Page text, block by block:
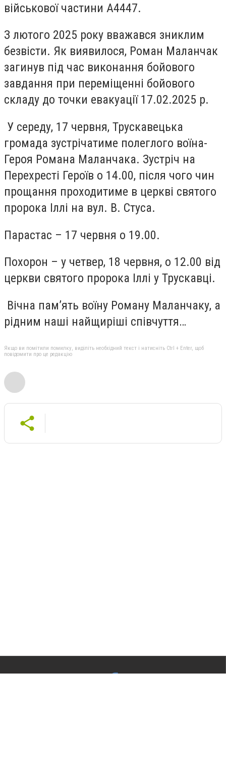
військової частини А4447.
З лютого 2025 року вважався зниклим
безвісти. Як виявилося, Роман Маланчак
загинув під час виконання бойового
завдання при переміщенні бойового
складу до точки евакуації 17.02.2025 р.
У середу, 17 червня, Трускавецька
громада зустрічатиме полеглого воїна-
Героя Романа Маланчака. Зустріч на
Перехресті Героїв о 14.00, після чого чин
прощання проходитиме в церкві святого
пророка Іллі на вул. В. Стуса.
Парастас – 17 червня о 19.00.
Похорон – у четвер, 18 червня, о 12.00 від
церкви святого пророка Іллі у Трускавці.
Вічна пам’ять воїну Роману Маланчаку, а
рідним наші найщиріші співчуття…
Якщо ви помітили помилку, виділіть необхідний текст і натисніть Ctrl + Enter, щоб
повідомити про це редакцію